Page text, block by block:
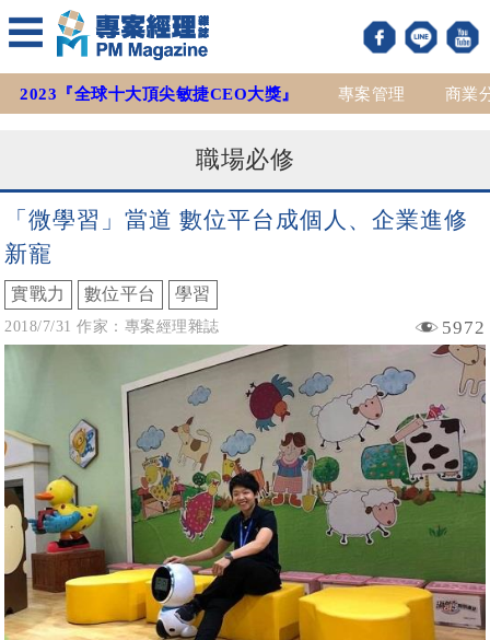
2023『全球十大頂尖敏捷CEO大獎』 專案管理 商業
職場必修
「微學習」當道 數位平台成個人、企業進修
新寵
實戰力 數位平台 學習
2018/7/31 作家：專案經理雜誌 5972